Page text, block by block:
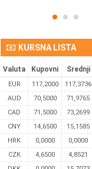
KURSNA LISTA
Valuta Kupovni Srednji
EUR 117,2000 117,3736
AUD
70,5000 71,9765
CAD
71,5000 73,2699
CNY
14,6500 15,1585
HRK
0,0000 0,0000
CZK
4,6500 4,8521